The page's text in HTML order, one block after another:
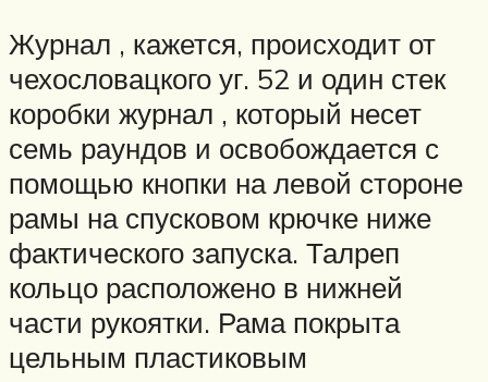
Журнал , кажется, происходит от
чехословацкого уг. 52 и один стек
коробки журнал , который несет
семь раундов и освобождается с
помощью кнопки на левой стороне
рамы на спусковом крючке ниже
фактического запуска. Талреп
кольцо расположено в нижней
части рукоятки. Рама покрыта
цельным пластиковым